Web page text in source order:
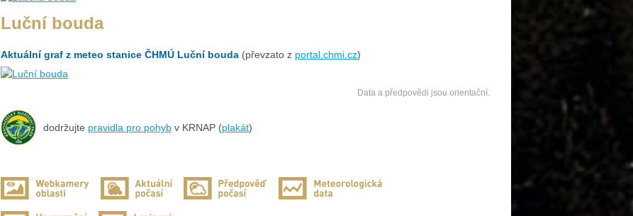
Luční bouda
Aktuální graf z meteo stanice ČHMÚ Luční bouda (převzato z portal.chmi.cz)
Data a předpovědi jsou orientační.
dodržujte pravidla pro pohyb v KRNAP (plakát)